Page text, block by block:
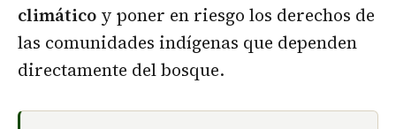
climático y poner en riesgo los derechos de
las comunidades indígenas que dependen
directamente del bosque.